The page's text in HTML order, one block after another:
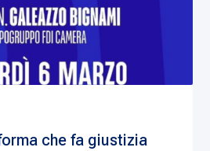
che fa giustizia